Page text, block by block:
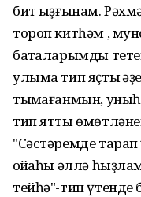
бит ҡыҙғынам.
тороп китһәм ,
баҡталарымды
улыма тип яҫтыҡ
тыҡмағанмын,
тип ятты
"Сәстәремде
ҡойҡаһы әллә
тейһә"-тип үтенде